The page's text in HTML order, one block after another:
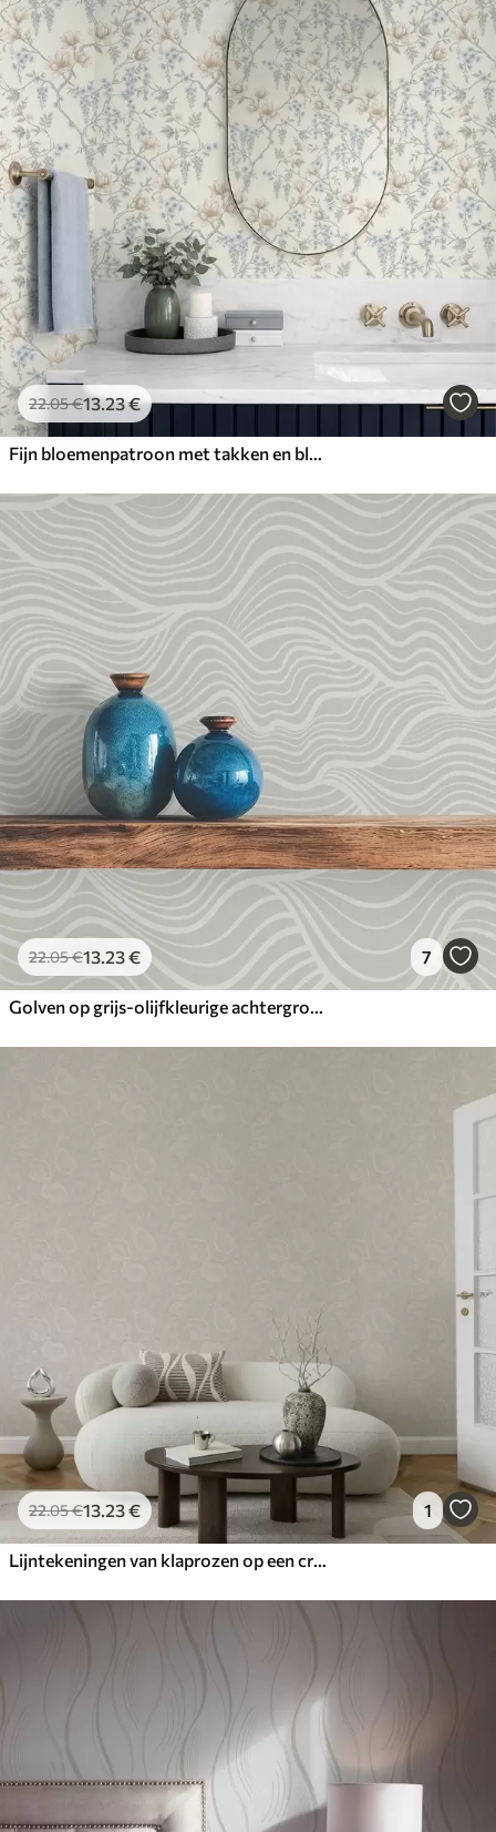
22.05€13.23€
Fijn bloemenpatroon met takken en bloemen
22.05€13.23€ 7
Golven op grijs-olijfkleurige achtergrond met stoftextuur
22.05€13.23€ 1
Lijntekeningen van klaprozen op een crèmekleurige achtergrond